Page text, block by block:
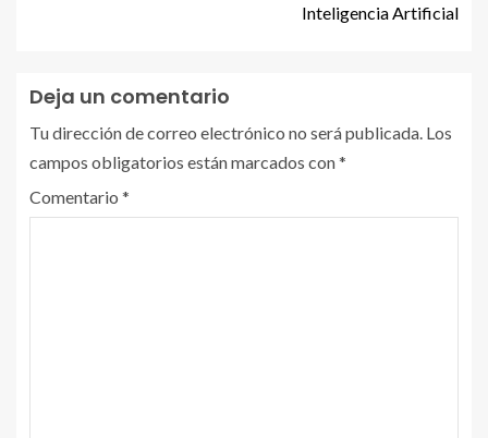
Inteligencia Artificial
Deja un comentario
Tu dirección de correo electrónico no será publicada. Los
campos obligatorios están marcados con*
Comentario *